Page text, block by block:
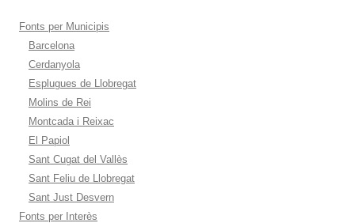
Fonts per Municipis
Barcelona
Cerdanyola
Esplugues de Llobregat
Molins de Rei
Montcada i Reixac
El Papiol
Sant Cugat del Vallès
Sant Feliu de Llobregat
Sant Just Desvern
Fonts per Interès